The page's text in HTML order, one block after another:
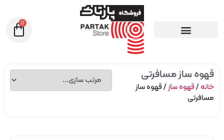
0
قهوه ساز مسافرتی
خانه/قهوه ساز/ قهوه ساز
مسافرتی